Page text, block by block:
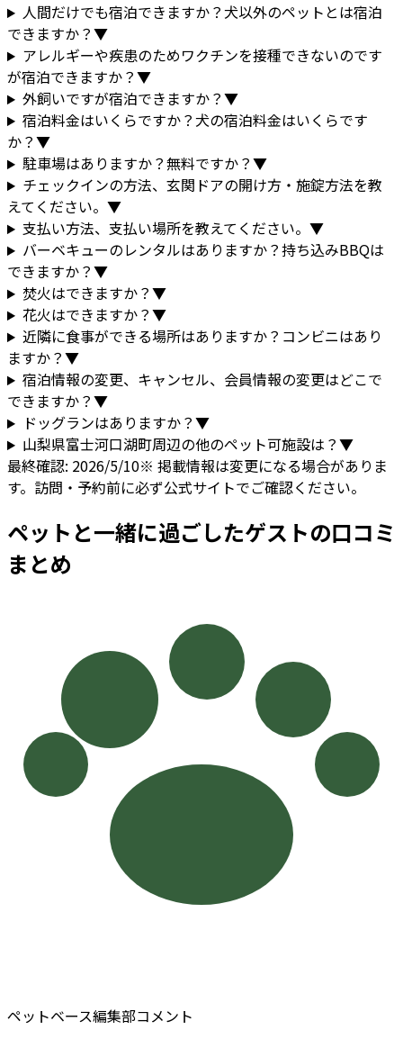
人間だけでも宿泊できますか？犬以外のペットとは宿泊
できますか？▼
アレルギーや疾患のためワクチンを接種できないのです
が宿泊できますか？▼
外飼いですが宿泊できますか？▼
宿泊料金はいくらですか？犬の宿泊料金はいくらです
か？▼
駐車場はありますか？無料ですか？▼
チェックインの方法、玄関ドアの開け方・施錠方法を教
えてください。 ▼
支払い方法、支払い場所を教えてください。 ▼
バーベキューのレンタルはありますか？持ち込みBBQは
できますか？▼
焚火はできますか？▼
花火はできますか？▼
近隣に食事ができる場所はありますか？コンビニはあり
ますか？▼
宿泊情報の変更、キャンセル、会員情報の変更はどこで
できますか？▼
ドッグランはありますか？▼
山梨県富士河口湖町周辺の他のペット可施設は？▼
最終確認: 2026/5/10※ 掲載情報は変更になる場合がありま
す。訪問・予約前に必ず公式サイトでご確認ください。
ペットと一緒に過ごしたゲストの口コミ
まとめ
ペットベース編集部コメント